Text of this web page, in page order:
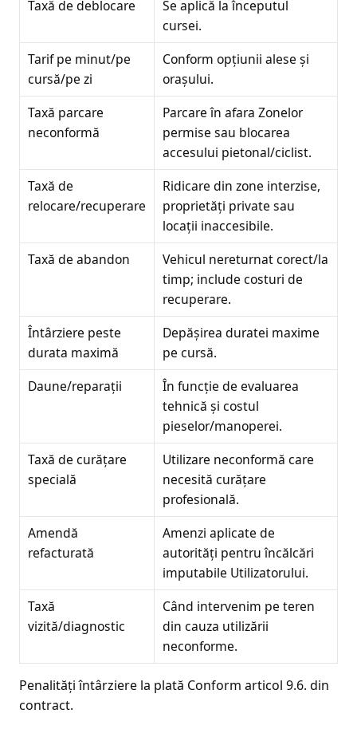
Taxă de deblocare
Se aplică la începutul
cursei.
Tarif pe minut/pe
cursă/pe zi
Conform opțiunii alese și
orașului.
Taxă parcare
neconformă
Parcare în afara Zonelor
permise sau blocarea
accesului pietonal/ciclist.
Taxă de
relocare/recuperare
Ridicare din zone interzise,
proprietăți private sau
locații inaccesibile.
Taxă de abandon
Vehicul nereturnat corect/la
timp; include costuri de
recuperare.
Întârziere peste
durata maximă
Depășirea duratei maxime
pe cursă.
Daune/reparații
În funcție de evaluarea
tehnică și costul
pieselor/manoperei.
Taxă de curățare
specială
Utilizare neconformă care
necesită curățare
profesională.
Amendă
refacturată
Amenzi aplicate de
autorități pentru încălcări
imputabile Utilizatorului.
Taxă
vizită/diagnostic
Când intervenim pe teren
din cauza utilizării
neconforme.
Penalități întârziere la plată Conform articol 9.6. din
contract.